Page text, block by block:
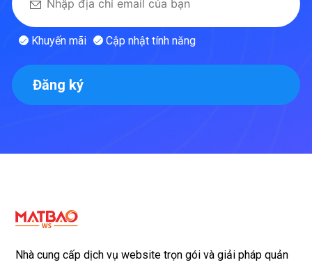
Khuyến mãi Cập nhật tính năng
Đăng ký
Nhà cung cấp dịch vụ website trọn gói và giải pháp quản